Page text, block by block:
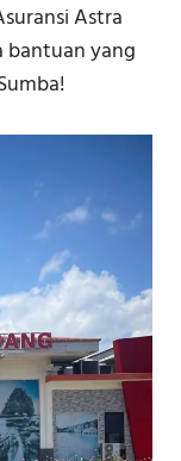
Astra
bantuan yang